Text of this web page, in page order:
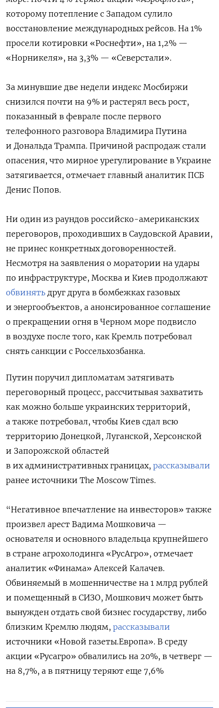
которому потепление с Западом сулило
восстановление международных рейсов. На 1%
просели котировки «Роснефти», на 1,2% —
«Норникеля», на 3,3% — «Северстали».
За минувшие две недели индекс Мосбиржи
снизился почти на 9% и растерял весь рост,
показанный в феврале после первого
телефонного разговора Владимира Путина
и Дональда Трампа. Причиной распродаж стали
опасения, что мирное урегулирование в Украине
затягивается, отмечает главный аналитик ПСБ
Денис Попов.
Ни один из раундов российско-американских
переговоров, проходивших в Саудовской Аравии,
не принес конкретных договоренностей.
Несмотря на заявления о моратории на удары
по инфраструктуре, Москва и Киев продолжают
обвинять друг друга в бомбежках газовых
и энергообъектов, а анонсированное соглашение
о прекращении огня в Черном море подвисло
в воздухе после того, как Кремль потребовал
снять санкции с Россельхозбанка.
Путин поручил дипломатам затягивать
переговорный процесс, рассчитывая захватить
как можно больше украинских территорий,
а также потребовал, чтобы Киев сдал всю
территорию Донецкой, Луганской, Херсонской
и Запорожской областей
в их административных границах, рассказывали
ранее источники The Moscow Times.
“Негативное впечатление на инвесторов» также
произвел арест Вадима Мошковича —
основателя и основного владельца крупнейшего
в стране агрохолодинга «РусАгро», отмечает
аналитик «Финама» Алексей Калачев.
Обвиняемый в мошенничестве на 1 млрд рублей
и помещенный в СИЗО, Мошкович может быть
вынужден отдать свой бизнес государству, либо
близким Кремлю людям, рассказывали
источники «Новой газеты.Европа». В среду
акции «Русагро» обвалились на 20%, в четверг —
на 8,7%, а в пятницу теряют еще 7,6%